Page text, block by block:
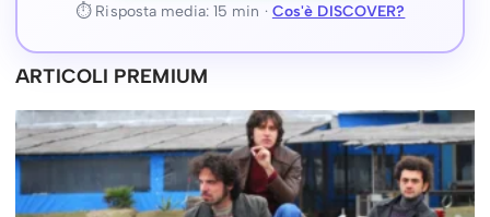
⏱ Risposta media: 15 min · Cos'è DISCOVER?
ARTICOLI PREMIUM